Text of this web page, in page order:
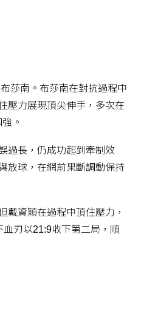
莎南。布莎南在對抗過程中
壓力展現頂尖伸手，多次在
。
過長，仍成功起到牽制效
放球，在網前果斷調動保持
戴資穎在過程中頂住壓力，
刃以21:9收下第二局，順